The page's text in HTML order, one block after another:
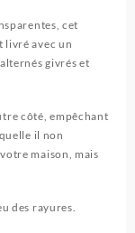
cet
livré avec un
givrés et
côté, empêchant
il non
maison, mais
des rayures.